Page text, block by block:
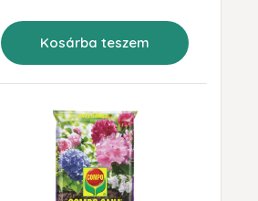
Kosárba teszem